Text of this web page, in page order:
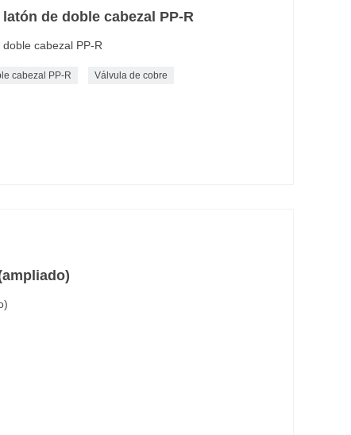
de doble cabezal PP-R
cabezal PP-R
cabezal PP-R Válvula de cobre